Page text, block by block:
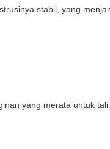
stabil, yang
yang merata untuk